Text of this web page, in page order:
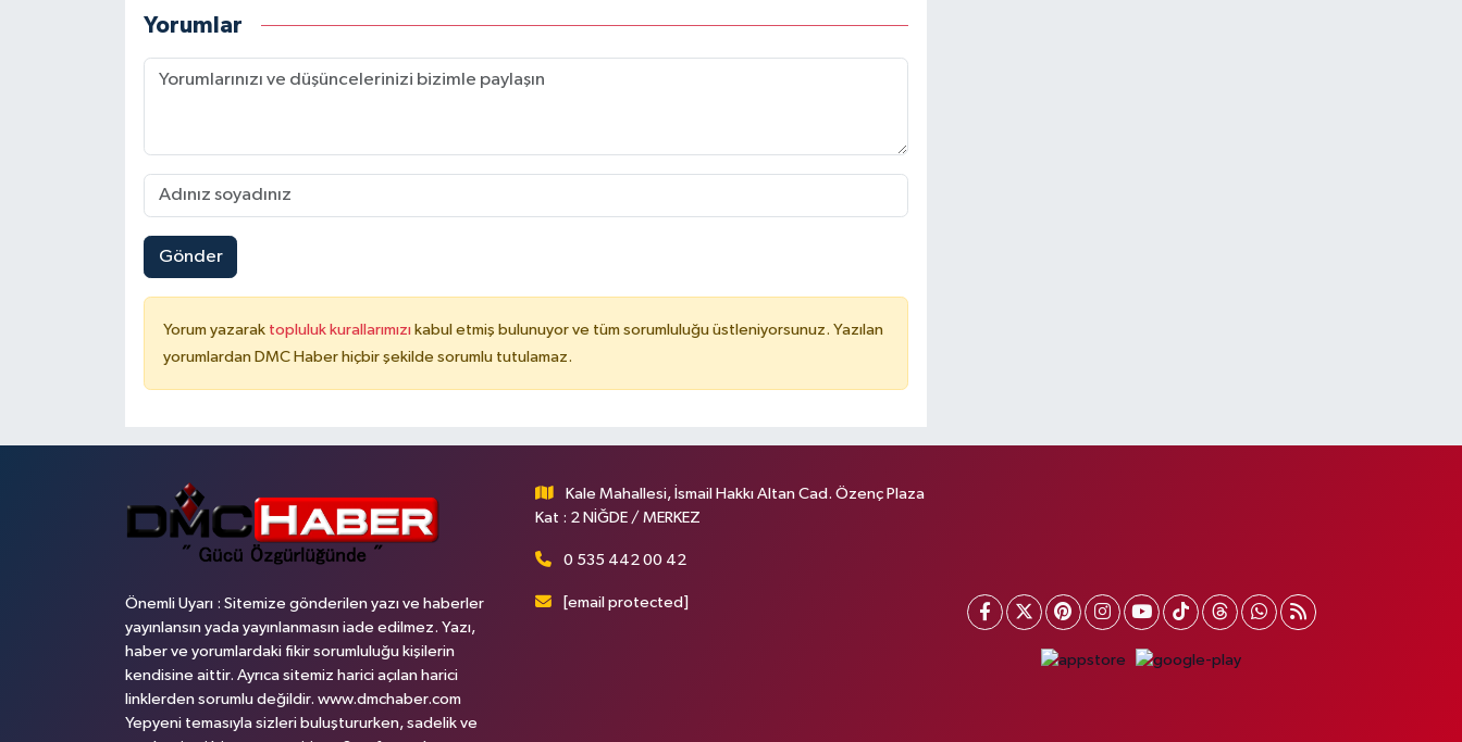
Yorumlar
Gönder
Yorum yazarak topluluk kurallarımızı kabul etmiş bulunuyor ve tüm sorumluluğu üstleniyorsunuz. Yazılan
yorumlardan DMC Haber hiçbir şekilde sorumlu tutulamaz.
Önemli Uyarı : Sitemize gönderilen yazı ve haberler
yayınlansın yada yayınlanmasın iade edilmez. Yazı,
haber ve yorumlardaki fikir sorumluluğu kişilerin
kendisine aittir. Ayrıca sitemiz harici açılan harici
linklerden sorumlu değildir. www.dmchaber.com
Yepyeni temasıyla sizleri buluştururken, sadelik ve
Kale Mahallesi, İsmail Hakkı Altan Cad. Özenç Plaza
Kat : 2 NİĞDE / MERKEZ
0 535 442 00 42
[email protected]